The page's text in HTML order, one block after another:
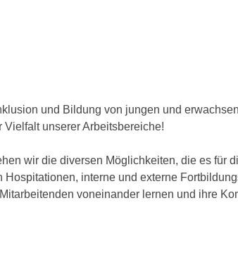
und Bildung von jungen und
unserer Arbeitsbereiche!
wir die diversen Möglichkeiten, die es für
interne und externe
voneinander lernen und ihre